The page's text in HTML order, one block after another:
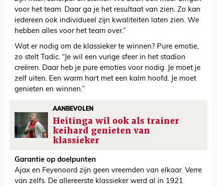
voor het team. Daar ga je het resultaat van zien. Zo kan
iedereen ook individueel zijn kwaliteiten laten zien. We
hebben alles voor het team over.”
Wat er nodig om de klassieker te winnen? Pure emotie,
zo stelt Tadic. “Je wil een vurige sfeer in het stadion
creëren. Daar heb je pure emoties voor nodig. Je moet je
zelf uiten. Een warm hart met een kalm hoofd. Je moet
genieten en winnen.”
AANBEVOLEN
Heitinga wil ook als trainer
keihard genieten van
klassieker
Garantie op doelpunten
Ajax en Feyenoord zijn geen vreemden van elkaar. Verre
van zelfs. De allereerste klassieker werd al in 1921